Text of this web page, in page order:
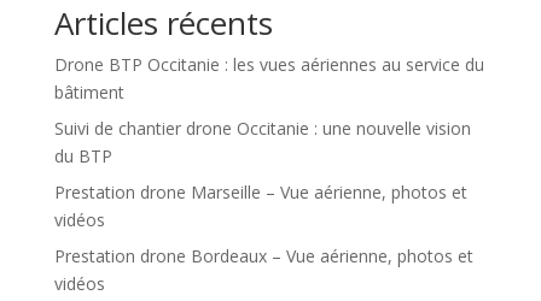
Articles récents
Drone BTP Occitanie : les vues aériennes au service du
bâtiment
Suivi de chantier drone Occitanie : une nouvelle vision
du BTP
Prestation drone Marseille – Vue aérienne, photos et
vidéos
Prestation drone Bordeaux – Vue aérienne, photos et
vidéos